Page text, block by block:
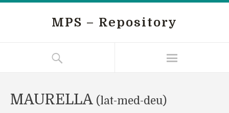
MPS – Repository
MAURELLA (lat-med-deu)